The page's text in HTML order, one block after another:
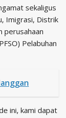
sekaligus
Imigrasi, Distrik
perusahaan
Pelabuhan
ini, kami dapat